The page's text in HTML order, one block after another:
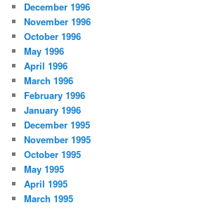
December 1996
November 1996
October 1996
May 1996
April 1996
March 1996
February 1996
January 1996
December 1995
November 1995
October 1995
May 1995
April 1995
March 1995